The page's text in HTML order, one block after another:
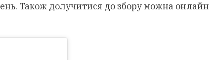
Також долучитися до збору можна онлайн